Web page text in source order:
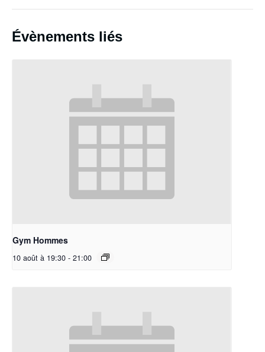
Évènements liés
Gym Hommes
10 août à 19:30 - 21:00